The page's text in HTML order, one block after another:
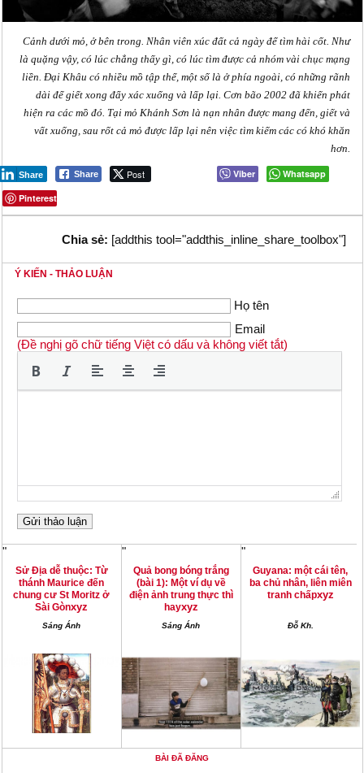
Cảnh dưới mỏ, ở bên trong. Nhân viên xúc đất cả ngày để tìm hài cốt. Như
là quặng vậy, có lúc chẳng thấy gì, có lúc tìm được cả nhóm vài chục mạng
liền. Đại Khâu có nhiều mồ tập thể, một số là ở phía ngoài, có những rãnh
dài để giết xong đẩy xác xuống và lấp lại. Cơn bão 2002 đã khiến phát
hiện ra các mồ đó. Tại mỏ Khánh Sơn là nạn nhân được mang đến, giết và
vất xuống, sau rốt cả mỏ được lấp lại nên việc tìm kiếm các có khó khăn
hơn.
Share Post
Share Viber
Whatsapp
Pinterest
Chia sẻ: [addthis tool="addthis_inline_share_toolbox"]
Ý KIẾN - THẢO LUẬN
Họ tên
Email
(Đề nghị gõ chữ tiếng Việt có dấu và không viết tắt)
"
Sử Địa dễ thuộc: Từ
thánh Maurice đến
chung cư St Moritz ở
Sài Gònxyz
Sáng Ánh
"
Quả bong bóng trắng
(bài 1): Một ví dụ về
điện ảnh trung thực thì
hayxyz
Sáng Ánh
"
Guyana: một cái tên,
ba chủ nhân, liên miên
tranh chấpxyz
Đỗ Kh.
BÀI ĐÃ ĐĂNG